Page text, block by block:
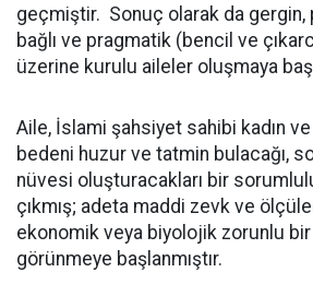
geçmiştir. Sonuç olarak da gergin,
bağlı ve pragmatik (bencil ve
üzerine kurulu aileler oluşmaya
Aile, İslami şahsiyet sahibi kadın
bedeni huzur ve tatmin bulacağı,
nüvesi oluşturacakları bir
çıkmış; adeta maddi zevk ve
ekonomik veya biyolojik zorunlu
görünmeye başlanmıştır.